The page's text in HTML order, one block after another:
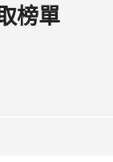
榜單